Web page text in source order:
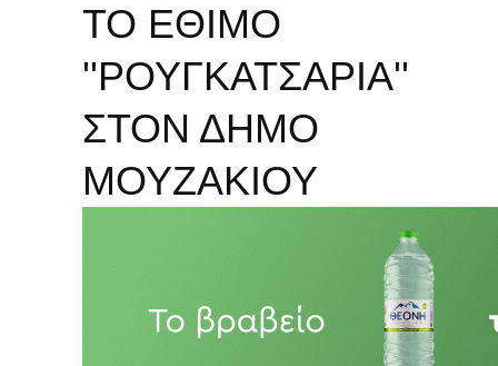
ΤΟ ΕΘΙΜΟ
''ΡΟΥΓΚΑΤΣΑΡΙΑ''
ΣΤΟΝ ΔΗΜΟ
ΜΟΥΖΑΚΙΟΥ